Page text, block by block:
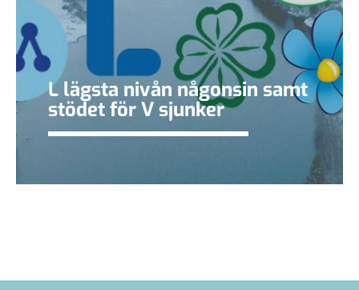
L lägsta nivån någonsin samt
stödet för V sjunker